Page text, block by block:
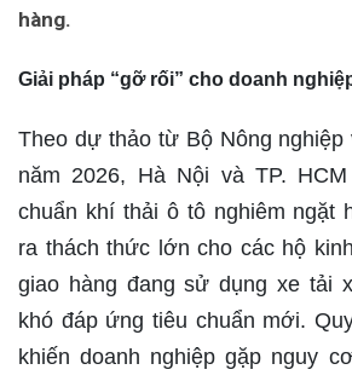
hàng.
Giải pháp “gỡ rối” cho doanh
Theo dự thảo từ Bộ Nông
năm 2026, Hà Nội và TP.
chuẩn khí thải ô tô nghiêm ngặt
ra thách thức lớn cho các hộ
giao hàng đang sử dụng xe tải
khó đáp ứng tiêu chuẩn mới.
khiến doanh nghiệp gặp nguy